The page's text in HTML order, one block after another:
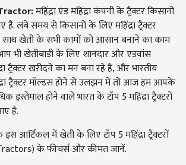
महिंद्रा एंड महिंद्रा कंपनी के ट्रैक्टर किसानों
लंबे समय से किसानों के लिए महिंद्रा ट्रैक्टर
साथ खेती के सभी कामों को आसान बनाने का काम
भी खेतीबाड़ी के लिए शानदार और एडवांस
ट्रैक्टर खरीदने का मन बना रहे हैं, और भारतीय
ट्रैक्टर मॉल्डस होने से उलझन में तो आज हम आपके
होने वाले भारत के टॉप 5 महिंद्रा ट्रैक्टरों
है.
आर्टिकल में खेती के लिए टॉप 5 महिंद्रा ट्रैक्टरों
के फीचर्स और कीमत जानें.